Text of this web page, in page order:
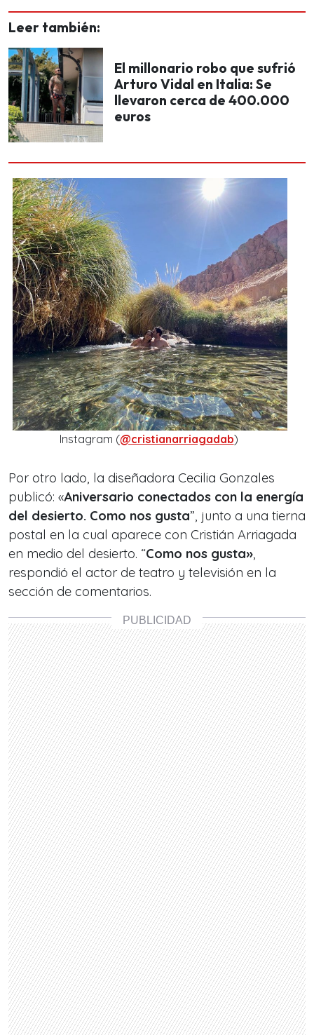
Leer también:
El millonario robo que sufrió
Arturo Vidal en Italia: Se
llevaron cerca de 400.000
euros
Instagram (@cristianarriagadab)
Por otro lado, la diseñadora Cecilia Gonzales
publicó: «Aniversario conectados con la energía
del desierto. Como nos gusta”, junto a una tierna
postal en la cual aparece con Cristián Arriagada
en medio del desierto. “Como nos gusta»,
respondió el actor de teatro y televisión en la
sección de comentarios.